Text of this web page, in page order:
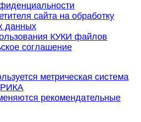
сайта на обработку
данных
КУКИ файлов
соглашение
метрическая система
рекомендательные